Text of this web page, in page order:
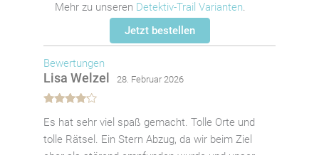
Mehr zu unseren Detektiv-Trail Varianten.
Jetzt bestellen
Bewertungen
mit4von
5
Lisa Welzel 28. Februar 2026
Es hat sehr viel spaß gemacht. Tolle Orte und
tolle Rätsel. Ein Stern Abzug, da wir beim Ziel